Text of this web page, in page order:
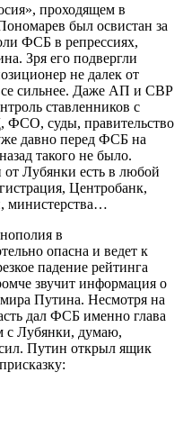
проходящем в
был освистан за
ФСБ в репрессиях,
Зря его подвергли
не далек от
сильнее. Даже АП и СВР
ставленников с
суды, правительство
давно перед ФСБ на
такого не было.
Лубянки есть в любой
Центробанк,
министерства…
в
опасна и ведет к
падение рейтинга
звучит информация о
Путина. Несмотря на
дал ФСБ именно глава
с Лубянки, думаю,
сил. Путин открыл ящик